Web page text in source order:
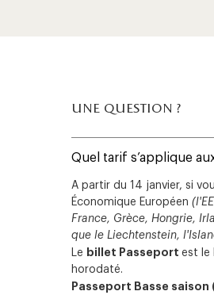
une question ?
Quel tarif s’applique
A partir du 14 janvier, si
Économique Européen
France, Grèce, Hongrie,
que le Liechtenstein,
Le billet Passeport est le
horodaté.
Passeport Basse saison